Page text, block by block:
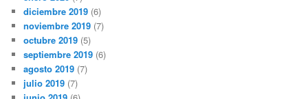
diciembre 2019 (6)
noviembre 2019 (7)
octubre 2019 (5)
septiembre 2019 (6)
agosto 2019 (7)
julio 2019 (7)